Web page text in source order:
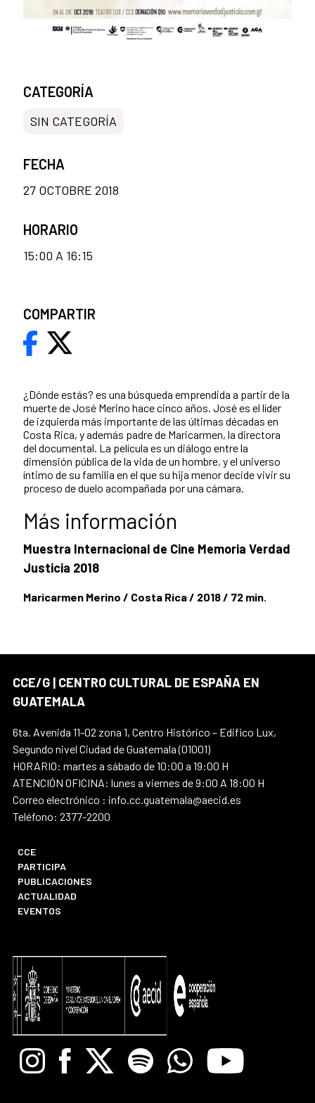
¿Dónde estás? es una búsqueda emprendida a partir de la
muerte de José Merino hace cinco años. José es el líder
de izquierda más importante de las últimas décadas en
Costa Rica, y además padre de Maricarmen, la directora
del documental. La película es un diálogo entre la
dimensión pública de la vida de un hombre, y el universo
íntimo de su familia en el que su hija menor decide vivir su
proceso de duelo acompañada por una cámara.
Más información
Muestra Internacional de Cine Memoria Verdad
Justicia 2018
Maricarmen Merino / Costa Rica / 2018 / 72 min.
CATEGORÍA
SIN CATEGORÍA
FECHA
27 OCTOBRE 2018
HORARIO
15:00 A 16:15
COMPARTIR
CCE/G | CENTRO CULTURAL DE ESPAÑA EN
GUATEMALA
6ta. Avenida 11-02 zona 1, Centro Histórico – Edifico Lux,
Segundo nivel Ciudad de Guatemala (01001)
HORARIO: martes a sábado de 10:00 a 19:00 H
ATENCIÓN OFICINA: lunes a viernes de 9:00 A 18:00 H
Correo electrónico : info.cc.guatemala@aecid.es
Teléfono: 2377-2200
CCE
PARTICIPA
PUBLICACIONES
ACTUALIDAD
EVENTOS
InstagramFacebook
X Spotify WhatsappYoutube